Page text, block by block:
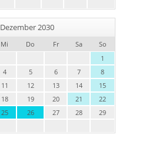
Dezember 2030
Mi Do Fr Sa
So
1
4 5 6 7
8
11 12 13 14
15
18 19 20 21
22
25 26 27 28
29